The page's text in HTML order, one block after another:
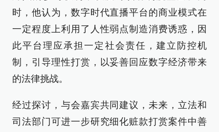
时，他认为，数字时代直播平台的商业模式在
一定程度上利用了人性弱点制造消费诱惑，因
此平台理应承担一定社会责任，建立防控机
制，引导理性打赏，以妥善回应数字经济带来
的法律挑战。
经过探讨，与会嘉宾共同建议，未来，立法和
司法部门可进一步研究细化赃款打赏案件中善